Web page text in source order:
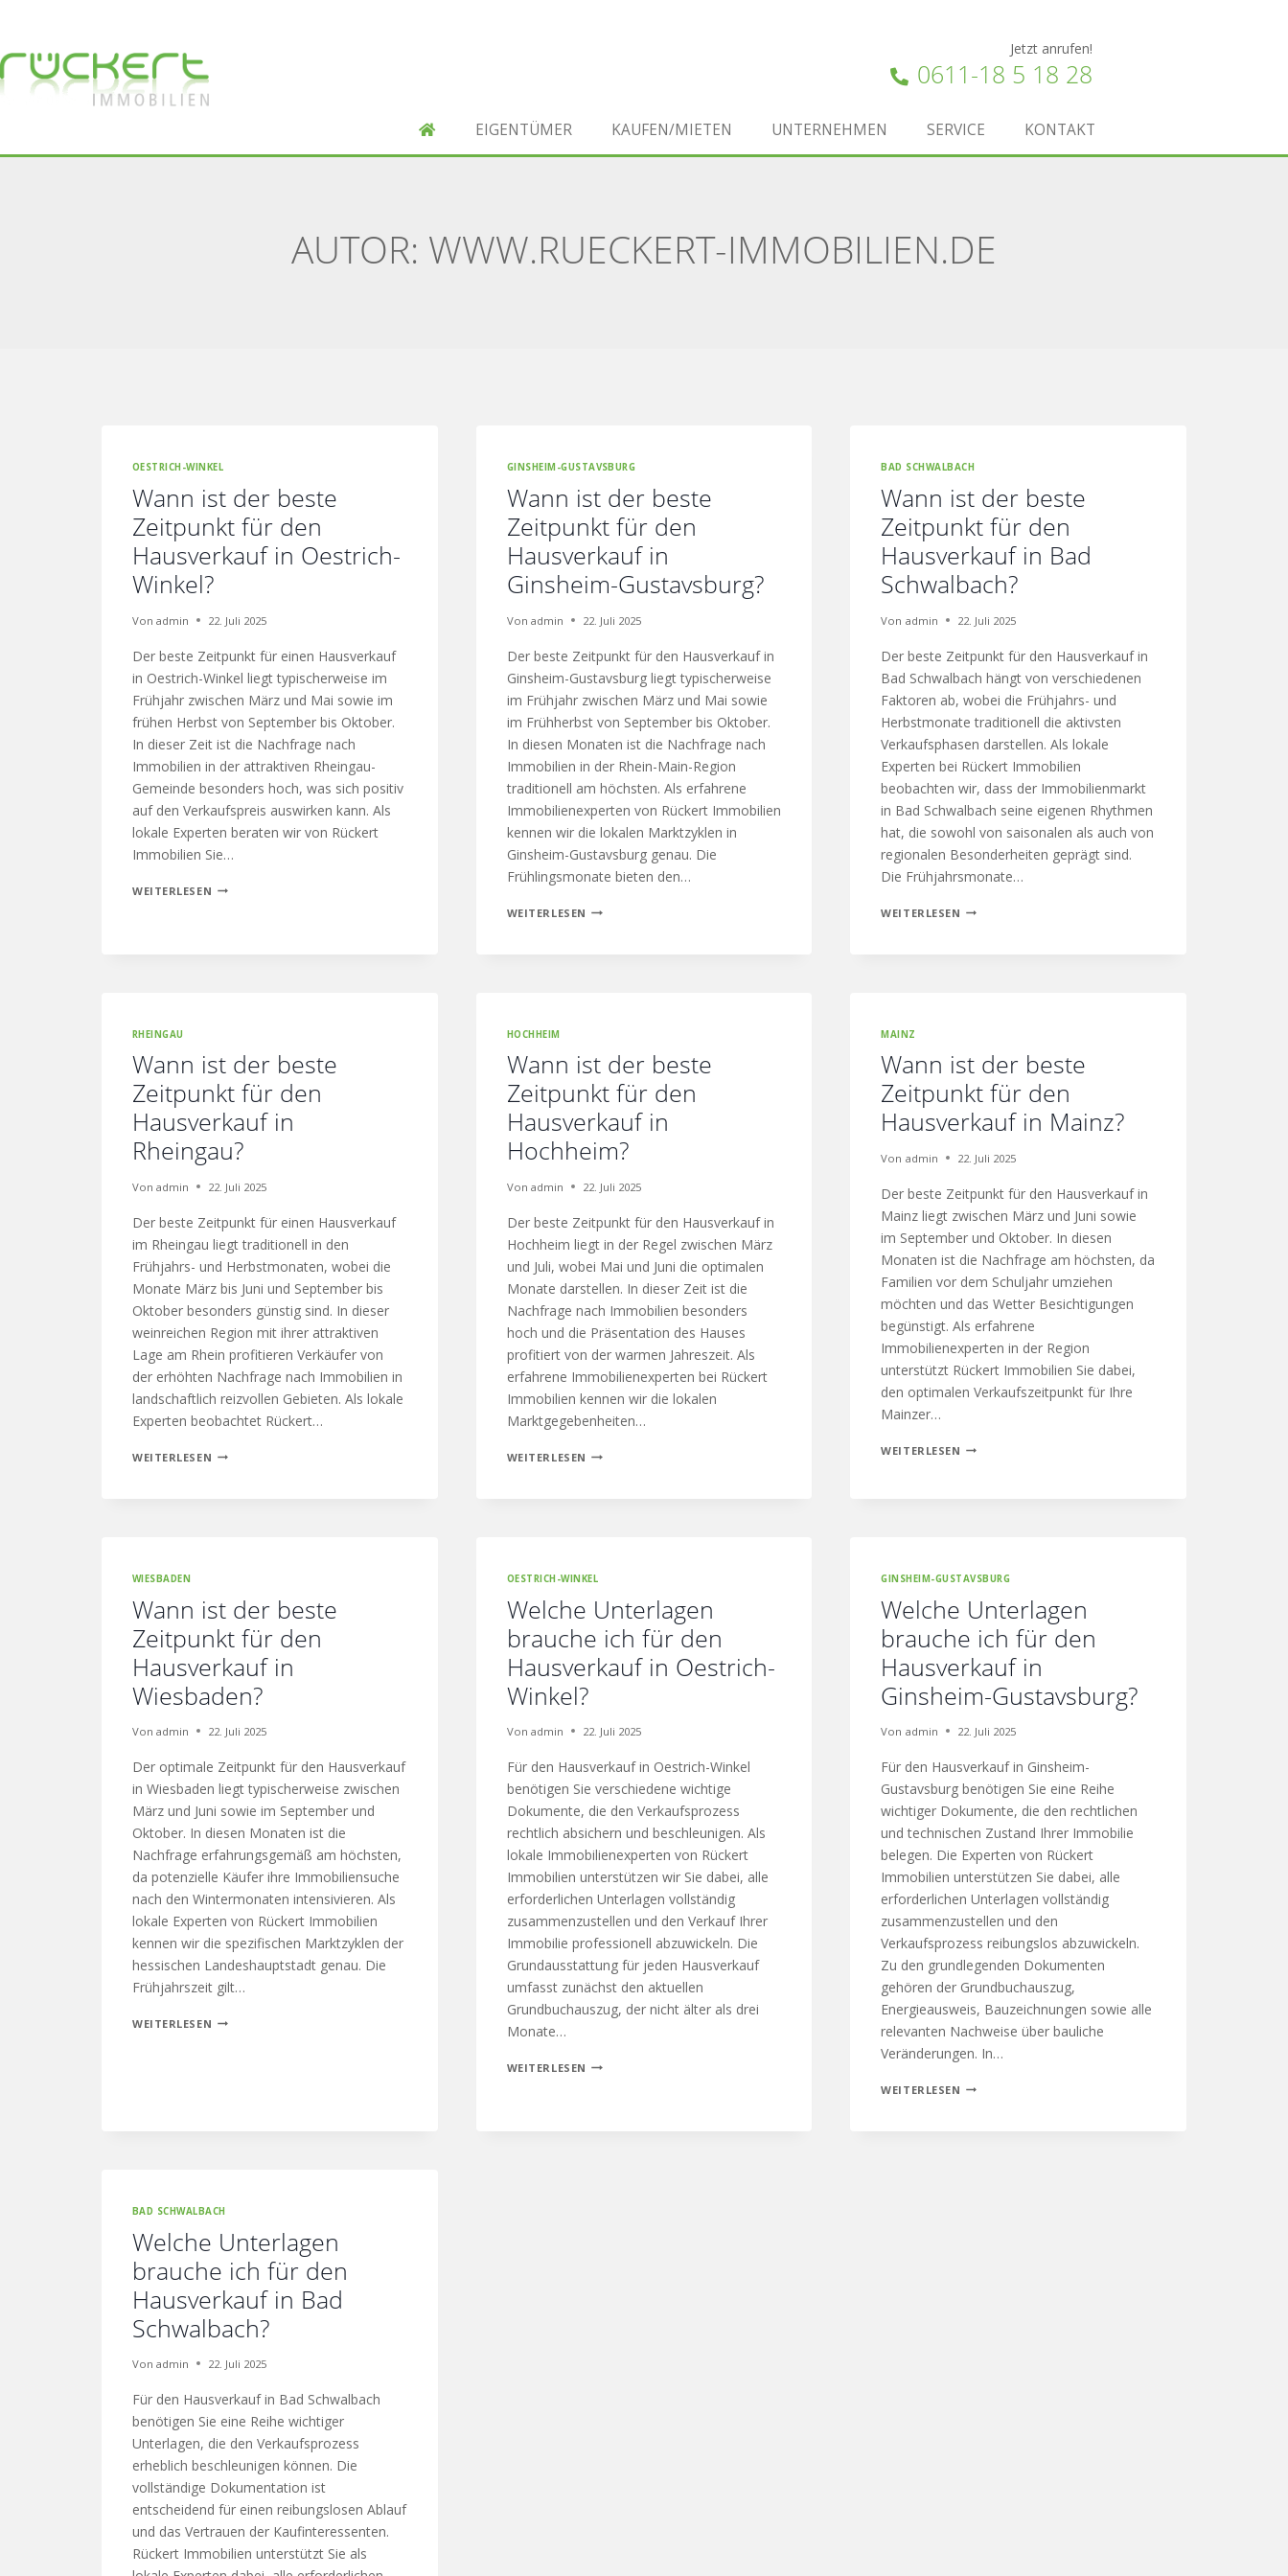
Jetzt anrufen!
0611-18 5 18 28
EIGENTÜMER KAUFEN/MIETEN UNTERNEHMEN SERVICE KONTAKT
AUTOR: WWW.RUECKERT-IMMOBILIEN.DE
OESTRICH-WINKEL
Wann ist der beste
Zeitpunkt für den
Hausverkauf in Oestrich-
Winkel?
Von admin 22. Juli 2025
Der beste Zeitpunkt für einen Hausverkauf
in Oestrich-Winkel liegt typischerweise im
Frühjahr zwischen März und Mai sowie im
frühen Herbst von September bis Oktober.
In dieser Zeit ist die Nachfrage nach
Immobilien in der attraktiven Rheingau-
Gemeinde besonders hoch, was sich positiv
auf den Verkaufspreis auswirken kann. Als
lokale Experten beraten wir von Rückert
Immobilien Sie…
WEITERLESEN
GINSHEIM-GUSTAVSBURG
Wann ist der beste
Zeitpunkt für den
Hausverkauf in
Ginsheim-Gustavsburg?
Von admin 22. Juli 2025
Der beste Zeitpunkt für den Hausverkauf in
Ginsheim-Gustavsburg liegt typischerweise
im Frühjahr zwischen März und Mai sowie
im Frühherbst von September bis Oktober.
In diesen Monaten ist die Nachfrage nach
Immobilien in der Rhein-Main-Region
traditionell am höchsten. Als erfahrene
Immobilienexperten von Rückert Immobilien
kennen wir die lokalen Marktzyklen in
Ginsheim-Gustavsburg genau. Die
Frühlingsmonate bieten den…
WEITERLESEN
BAD SCHWALBACH
Wann ist der beste
Zeitpunkt für den
Hausverkauf in Bad
Schwalbach?
Von admin 22. Juli 2025
Der beste Zeitpunkt für den Hausverkauf in
Bad Schwalbach hängt von verschiedenen
Faktoren ab, wobei die Frühjahrs- und
Herbstmonate traditionell die aktivsten
Verkaufsphasen darstellen. Als lokale
Experten bei Rückert Immobilien
beobachten wir, dass der Immobilienmarkt
in Bad Schwalbach seine eigenen Rhythmen
hat, die sowohl von saisonalen als auch von
regionalen Besonderheiten geprägt sind.
Die Frühjahrsmonate…
WEITERLESEN
RHEINGAU
Wann ist der beste
Zeitpunkt für den
Hausverkauf in
Rheingau?
Von admin 22. Juli 2025
Der beste Zeitpunkt für einen Hausverkauf
im Rheingau liegt traditionell in den
Frühjahrs- und Herbstmonaten, wobei die
Monate März bis Juni und September bis
Oktober besonders günstig sind. In dieser
weinreichen Region mit ihrer attraktiven
Lage am Rhein profitieren Verkäufer von
der erhöhten Nachfrage nach Immobilien in
landschaftlich reizvollen Gebieten. Als lokale
Experten beobachtet Rückert…
WEITERLESEN
HOCHHEIM
Wann ist der beste
Zeitpunkt für den
Hausverkauf in
Hochheim?
Von admin 22. Juli 2025
Der beste Zeitpunkt für den Hausverkauf in
Hochheim liegt in der Regel zwischen März
und Juli, wobei Mai und Juni die optimalen
Monate darstellen. In dieser Zeit ist die
Nachfrage nach Immobilien besonders
hoch und die Präsentation des Hauses
profitiert von der warmen Jahreszeit. Als
erfahrene Immobilienexperten bei Rückert
Immobilien kennen wir die lokalen
Marktgegebenheiten…
WEITERLESEN
MAINZ
Wann ist der beste
Zeitpunkt für den
Hausverkauf in Mainz?
Von admin 22. Juli 2025
Der beste Zeitpunkt für den Hausverkauf in
Mainz liegt zwischen März und Juni sowie
im September und Oktober. In diesen
Monaten ist die Nachfrage am höchsten, da
Familien vor dem Schuljahr umziehen
möchten und das Wetter Besichtigungen
begünstigt. Als erfahrene
Immobilienexperten in der Region
unterstützt Rückert Immobilien Sie dabei,
den optimalen Verkaufszeitpunkt für Ihre
Mainzer…
WEITERLESEN
WIESBADEN
Wann ist der beste
Zeitpunkt für den
Hausverkauf in
Wiesbaden?
Von admin 22. Juli 2025
Der optimale Zeitpunkt für den Hausverkauf
in Wiesbaden liegt typischerweise zwischen
März und Juni sowie im September und
Oktober. In diesen Monaten ist die
Nachfrage erfahrungsgemäß am höchsten,
da potenzielle Käufer ihre Immobiliensuche
nach den Wintermonaten intensivieren. Als
lokale Experten von Rückert Immobilien
kennen wir die spezifischen Marktzyklen der
hessischen Landeshauptstadt genau. Die
Frühjahrszeit gilt…
WEITERLESEN
OESTRICH-WINKEL
Welche Unterlagen
brauche ich für den
Hausverkauf in Oestrich-
Winkel?
Von admin 22. Juli 2025
Für den Hausverkauf in Oestrich-Winkel
benötigen Sie verschiedene wichtige
Dokumente, die den Verkaufsprozess
rechtlich absichern und beschleunigen. Als
lokale Immobilienexperten von Rückert
Immobilien unterstützen wir Sie dabei, alle
erforderlichen Unterlagen vollständig
zusammenzustellen und den Verkauf Ihrer
Immobilie professionell abzuwickeln. Die
Grundausstattung für jeden Hausverkauf
umfasst zunächst den aktuellen
Grundbuchauszug, der nicht älter als drei
Monate…
WEITERLESEN
GINSHEIM-GUSTAVSBURG
Welche Unterlagen
brauche ich für den
Hausverkauf in
Ginsheim-Gustavsburg?
Von admin 22. Juli 2025
Für den Hausverkauf in Ginsheim-
Gustavsburg benötigen Sie eine Reihe
wichtiger Dokumente, die den rechtlichen
und technischen Zustand Ihrer Immobilie
belegen. Die Experten von Rückert
Immobilien unterstützen Sie dabei, alle
erforderlichen Unterlagen vollständig
zusammenzustellen und den
Verkaufsprozess reibungslos abzuwickeln.
Zu den grundlegenden Dokumenten
gehören der Grundbuchauszug,
Energieausweis, Bauzeichnungen sowie alle
relevanten Nachweise über bauliche
Veränderungen. In…
WEITERLESEN
BAD SCHWALBACH
Welche Unterlagen
brauche ich für den
Hausverkauf in Bad
Schwalbach?
Von admin 22. Juli 2025
Für den Hausverkauf in Bad Schwalbach
benötigen Sie eine Reihe wichtiger
Unterlagen, die den Verkaufsprozess
erheblich beschleunigen können. Die
vollständige Dokumentation ist
entscheidend für einen reibungslosen Ablauf
und das Vertrauen der Kaufinteressenten.
Rückert Immobilien unterstützt Sie als